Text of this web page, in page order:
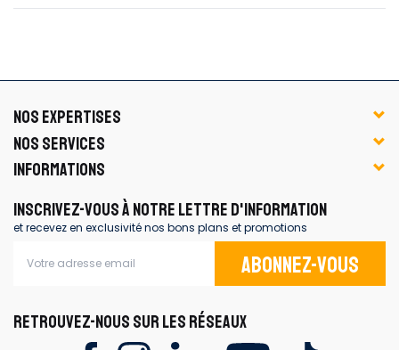
NOS EXPERTISES
NOS SERVICES
INFORMATIONS
INSCRIVEZ-VOUS À NOTRE LETTRE D'INFORMATION
et recevez en exclusivité nos bons plans et promotions
Abonnez-vous
RETROUVEZ-NOUS SUR LES RÉSEAUX